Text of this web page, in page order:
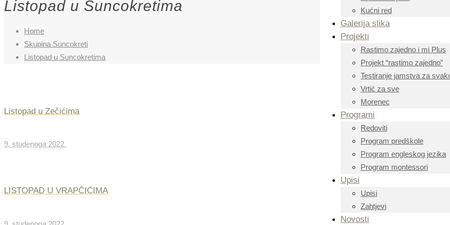
Kućni red
Galerija slika
Projekti
Rastimo zajedno i mi Plus
Projekt “rastimo zajedno”
Testiranje jamstva za
Vrtić za sve
Morenec
Programi
Redoviti
Program predškole
Program engleskog jezika
Program montessori
Upisi
Upisi
Zahtjevi
Novosti
Listopad u Suncokretima
Home
Skupina Suncokreti
Listopad u Suncokretima
Listopad u Zečićima
9. studenoga 2022.
LISTOPAD U VRAPČIĆIMA